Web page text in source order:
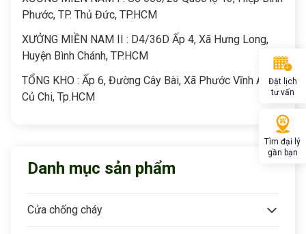
Phước, TP. Thủ Đức, TP.HCM
XƯỞNG MIỀN NAM II : D4/36D Ấp 4, Xã Hưng Long,
Huyện Bình Chánh, TP.HCM
TỔNG KHO : Ấp 6, Đường Cây Bài, Xã Phước Vĩnh An,
Củ Chi, Tp.HCM
Danh mục sản phẩm
Cửa chống cháy
Đặt lịch
tư vấn
Tìm đại lý
gần bạn